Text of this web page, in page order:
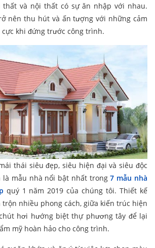
và nội thất có sự ăn nhập với nhau.
nên thu hút và ấn tượng với những cảm
khi đứng trước công trình.
thái siêu đẹp, siêu hiện đại và siêu độc
là mẫu nhà nổi bật nhất trong7 mẫu nhà
quý 1 năm 2019 của chúng tôi. Thiết kế
trộn nhiều phong cách, giữa kiến trúc hiện
hơi hướng biệt thự phương tây để lại
mỹ hoàn hảo cho công trình.